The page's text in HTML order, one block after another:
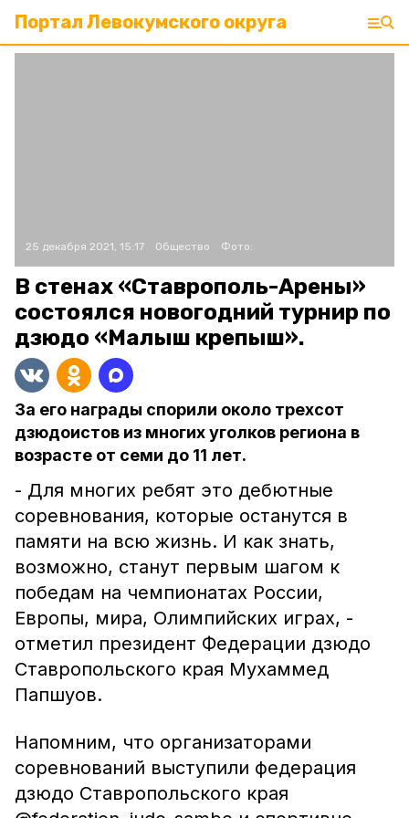
Портал Левокумского округа
25 декабря 2021, 15:17 Общество Фото:
В стенах «Ставрополь-Арены»
состоялся новогодний турнир по
дзюдо «Малыш крепыш».
За его награды спорили около трехсот
дзюдоистов из многих уголков региона в
возрасте от семи до 11 лет.
- Для многих ребят это дебютные
соревнования, которые останутся в
памяти на всю жизнь. И как знать,
возможно, станут первым шагом к
победам на чемпионатах России,
Европы, мира, Олимпийских играх, -
отметил президент Федерации дзюдо
Ставропольского края Мухаммед
Папшуов.
Напомним, что организаторами
соревнований выступили федерация
дзюдо Ставропольского края